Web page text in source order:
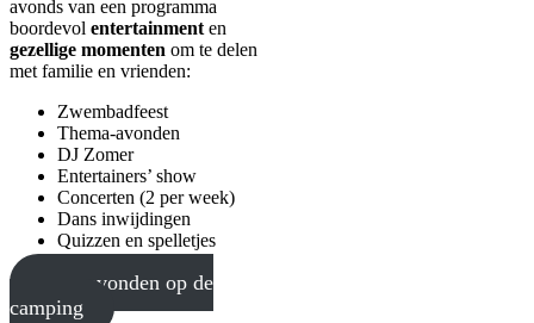
avonds van een programma
boordevol entertainment en
gezellige momenten om te delen
met familie en vrienden:
Zwembadfeest
Thema-avonden
DJ Zomer
Entertainers’ show
Concerten (2 per week)
Dans inwijdingen
Quizzen en spelletjes
onze avonden op de
camping